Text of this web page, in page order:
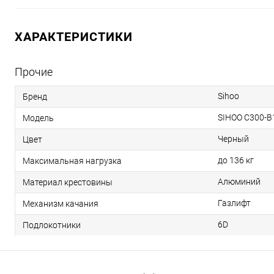
ХАРАКТЕРИСТИКИ
Прочие
Бренд Sihoo
Модель SIHOO C300-
Цвет Черный
Максимальная нагрузка до 136 кг
Материал крестовины Алюминий
Механизм качания Газлифт
Подлокотники 6D